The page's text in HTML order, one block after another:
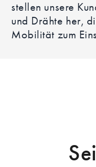
stellen unsere
und Drähte her,
Mobilität zum